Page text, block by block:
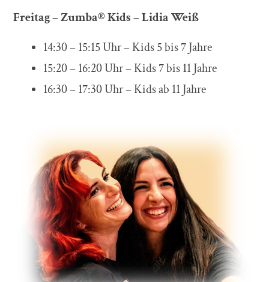
Freitag – Zumba® Kids – Lidia Weiß
14:30 – 15:15 Uhr – Kids 5 bis 7 Jahre
15:20 – 16:20 Uhr – Kids 7 bis 11 Jahre
16:30 – 17:30 Uhr – Kids ab 11 Jahre